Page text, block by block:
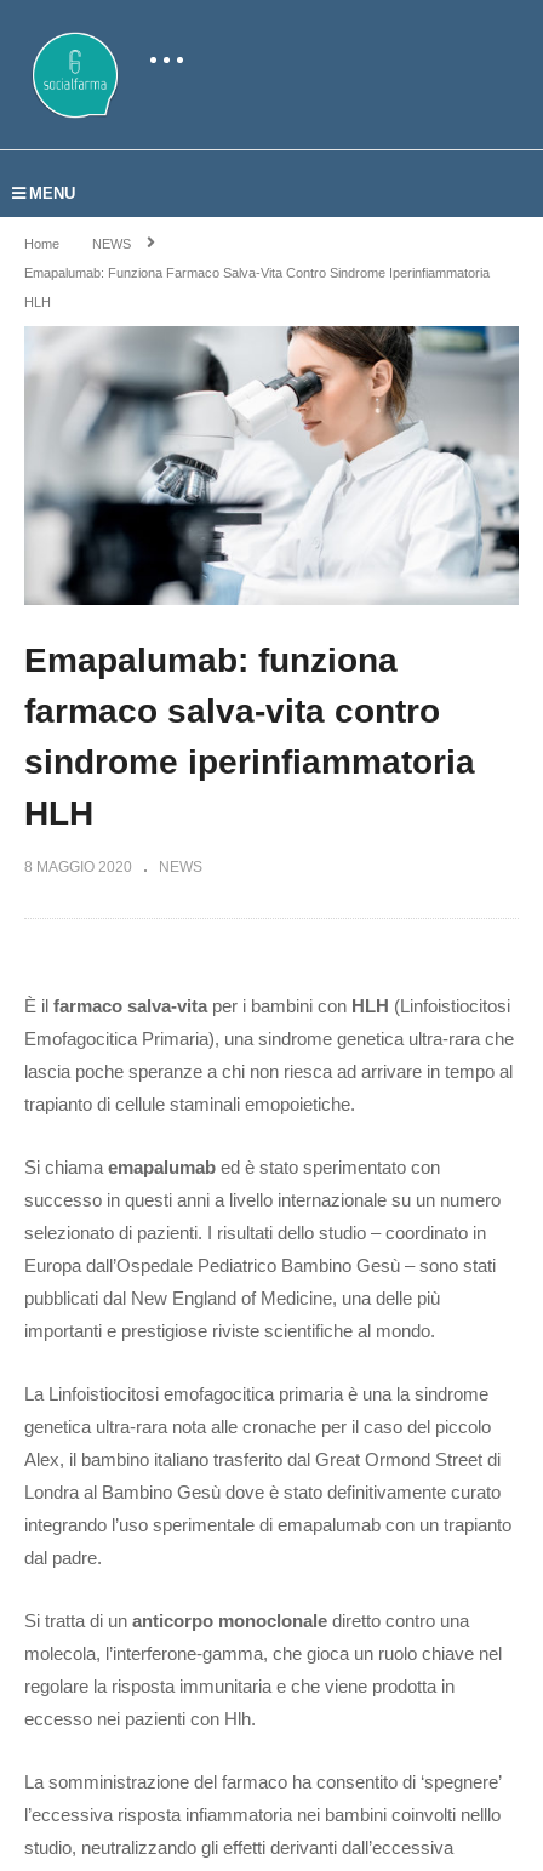
MENU
Home
NEWS
Emapalumab: Funziona Farmaco Salva-Vita Contro Sindrome Iperinfiammatoria
HLH
Emapalumab: funziona
farmaco salva-vita contro
sindrome iperinfiammatoria
HLH
8 MAGGIO 2020 NEWS
È il farmaco salva-vita per i bambini con HLH (Linfoistiocitosi
Emofagocitica Primaria), una sindrome genetica ultra-rara che
lascia poche speranze a chi non riesca ad arrivare in tempo al
trapianto di cellule staminali emopoietiche.
Si chiama emapalumab ed è stato sperimentato con
successo in questi anni a livello internazionale su un numero
selezionato di pazienti. I risultati dello studio – coordinato in
Europa dall’Ospedale Pediatrico Bambino Gesù – sono stati
pubblicati dal New England of Medicine, una delle più
importanti e prestigiose riviste scientifiche al mondo.
La Linfoistiocitosi emofagocitica primaria è una la sindrome
genetica ultra-rara nota alle cronache per il caso del piccolo
Alex, il bambino italiano trasferito dal Great Ormond Street di
Londra al Bambino Gesù dove è stato definitivamente curato
integrando l’uso sperimentale di emapalumab con un trapianto
dal padre.
Si tratta di un anticorpo monoclonale diretto contro una
molecola, l’interferone-gamma, che gioca un ruolo chiave nel
regolare la risposta immunitaria e che viene prodotta in
eccesso nei pazienti con Hlh.
La somministrazione del farmaco ha consentito di ‘spegnere’
l’eccessiva risposta infiammatoria nei bambini coinvolti nelllo
studio, neutralizzando gli effetti derivanti dall’eccessiva